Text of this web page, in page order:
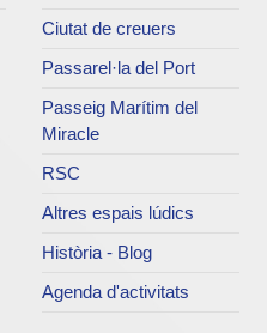
Ciutat de creuers
Passarel·la del Port
Passeig Marítim del
Miracle
RSC
Altres espais lúdics
Història - Blog
Agenda d'activitats